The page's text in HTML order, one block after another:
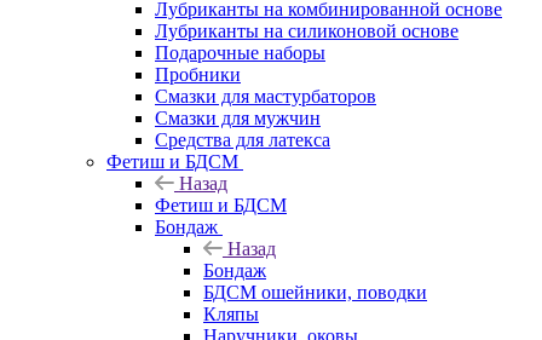
Лубриканты на комбинированной основе
Лубриканты на силиконовой основе
Подарочные наборы
Пробники
Смазки для мастурбаторов
Смазки для мужчин
Средства для латекса
Фетиш и БДСМ
Назад
Фетиш и БДСМ
Бондаж
Назад
Бондаж
БДСМ ошейники, поводки
Кляпы
Наручники, оковы